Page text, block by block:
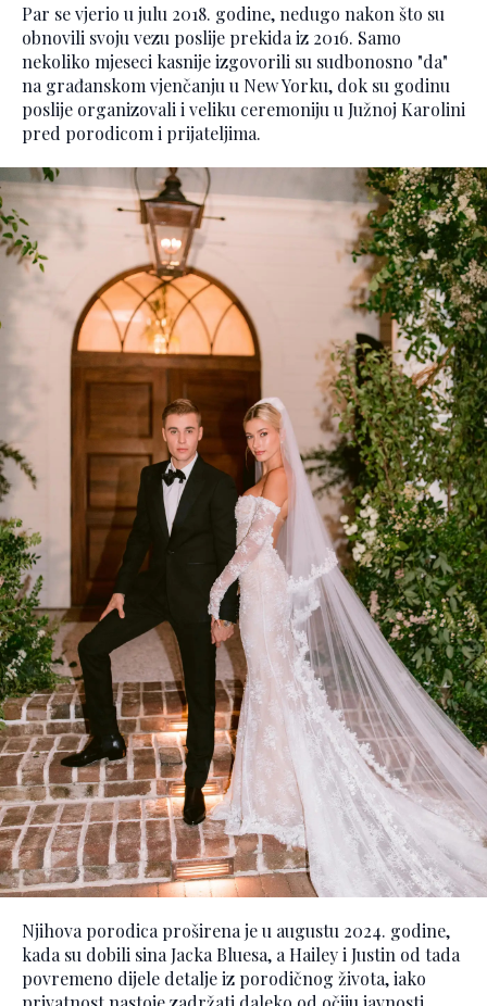
Par se vjerio u julu 2018. godine, nedugo nakon što su
obnovili svoju vezu poslije prekida iz 2016. Samo
nekoliko mjeseci kasnije izgovorili su sudbonosno "da"
na građanskom vjenčanju u New Yorku, dok su godinu
poslije organizovali i veliku ceremoniju u Južnoj Karolini
pred porodicom i prijateljima.
Njihova porodica proširena je u augustu 2024. godine,
kada su dobili sina Jacka Bluesa, a Hailey i Justin od tada
povremeno dijele detalje iz porodičnog života, iako